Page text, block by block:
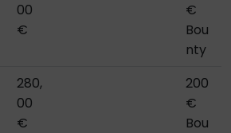
00
€
€
Bou
nty
280,
00
€
200
€
Bou